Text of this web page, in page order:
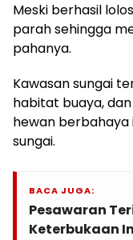
Meski berhasil
parah sehingga
pahanya.
Kawasan sungai
habitat buaya,
hewan berbahaya
sungai.
BACA JUGA:
Pesawaran
Keterbukaan